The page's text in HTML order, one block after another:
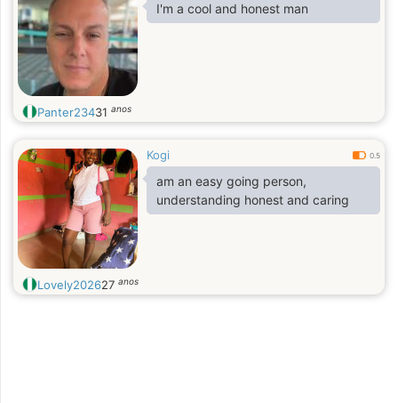
I'm a cool and honest man
Panter23431 anos
Kogi 0.5
am an easy going person,
understanding honest and caring
Lovely202627 anos